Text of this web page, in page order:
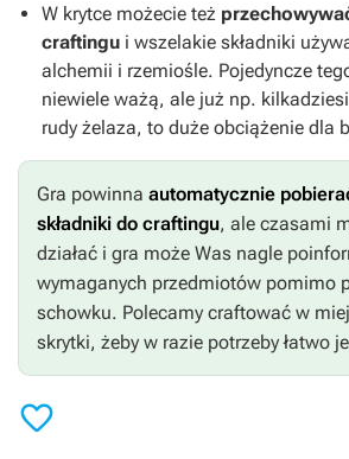
W krytce możecie też
craftingu i wszelakie składniki
alchemii i rzemiośle. Pojedyncze
niewiele ważą, ale już np.
rudy żelaza, to duże obciążenie dla
Gra powinna automatycznie
składniki do craftingu, ale czasami
działać i gra może Was nagle
wymaganych przedmiotów pomimo
schowku. Polecamy craftować w
skrytki, żeby w razie potrzeby łatwo
